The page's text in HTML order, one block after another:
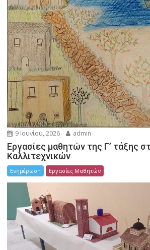
9 Ιουνίου, 2026 admin
Εργασίες μαθητών της Γ’ τάξης
Καλλιτεχνικών
Ενημέρωση Εργασίες Μαθητών